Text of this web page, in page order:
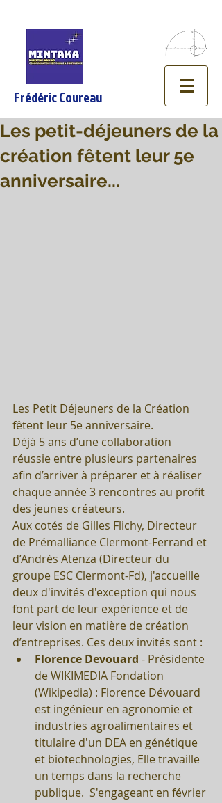
Frédéric Coureau
Les petit-déjeuners de la
création fêtent leur 5e
anniversaire...
Les Petit Déjeuners de la Création
fêtent leur 5e anniversaire.
Déjà 5 ans d’une collaboration
réussie entre plusieurs partenaires
afin d’arriver à préparer et à réaliser
chaque année 3 rencontres au profit
des jeunes créateurs.
Aux cotés de Gilles Flichy, Directeur
de Prémalliance Clermont-Ferrand et
d’Andrès Atenza (Directeur du
groupe ESC Clermont-Fd), j'accueille
deux d'invités d'exception qui nous
font part de leur expérience et de
leur vision en matière de création
d’entreprises. Ces deux invités sont :
Florence Devouard - Présidente
de WIKIMEDIA Fondation
(Wikipedia) : Florence Dévouard
est ingénieur en agronomie et
industries agroalimentaires et
titulaire d'un DEA en génétique
et biotechnologies, Elle travaille
un temps dans la recherche
publique.  S'engageant en février